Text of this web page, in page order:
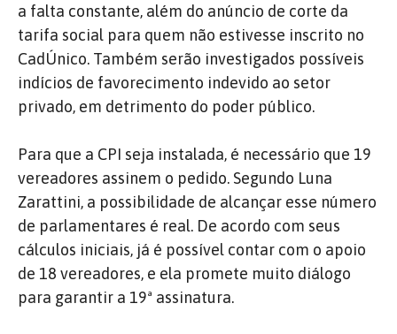
a falta constante, além do anúncio de corte da
tarifa social para quem não estivesse inscrito no
CadÚnico. Também serão investigados possíveis
indícios de favorecimento indevido ao setor
privado, em detrimento do poder público.
Para que a CPI seja instalada, é necessário que 19
vereadores assinem o pedido. Segundo Luna
Zarattini, a possibilidade de alcançar esse número
de parlamentares é real. De acordo com seus
cálculos iniciais, já é possível contar com o apoio
de 18 vereadores, e ela promete muito diálogo
para garantir a 19ª assinatura.